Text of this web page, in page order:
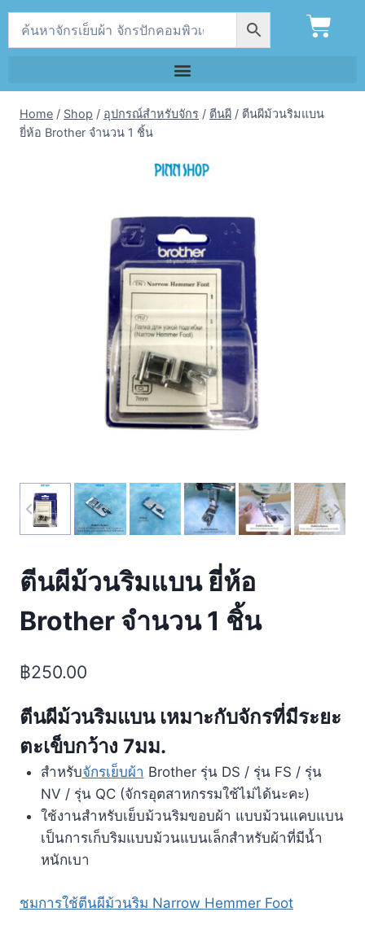
Home / Shop / อุปกรณ์สำหรับจักร / ตีนผี / ตีนผีม้วนริมแบน
ยี่ห้อ Brother จำนวน 1 ชิ้น
ตีนผีม้วนริมแบน ยี่ห้อ
Brother จำนวน 1 ชิ้น
฿250.00
ตีนผีม้วนริมแบน เหมาะกับจักรที่มีระยะ
ตะเข็บกว้าง 7มม.
สำหรับจักรเย็บผ้า Brother รุ่น DS / รุ่น FS / รุ่น
NV / รุ่น QC (จักรอุตสาหกรรมใช้ไม่ได้นะคะ)
ใช้งานสำหรับเย็บม้วนริมขอบผ้า แบบม้วนแคบแบน
เป็นการเก็บริมแบบม้วนแบนเล็กสำหรับผ้าที่มีน้ำ
หนักเบา
ชมการใช้ตีนผีม้วนริม Narrow Hemmer Foot